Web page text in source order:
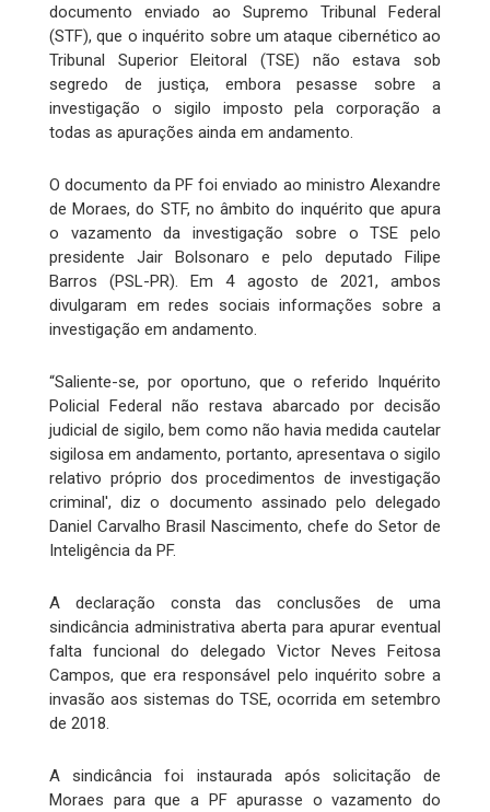
documento enviado ao Supremo Tribunal Federal
(STF), que o inquérito sobre um ataque cibernético ao
Tribunal Superior Eleitoral (TSE) não estava sob
segredo de justiça, embora pesasse sobre a
investigação o sigilo imposto pela corporação a
todas as apurações ainda em andamento.
O documento da PF foi enviado ao ministro Alexandre
de Moraes, do STF, no âmbito do inquérito que apura
o vazamento da investigação sobre o TSE pelo
presidente Jair Bolsonaro e pelo deputado Filipe
Barros (PSL-PR). Em 4 agosto de 2021, ambos
divulgaram em redes sociais informações sobre a
investigação em andamento.
“Saliente-se, por oportuno, que o referido Inquérito
Policial Federal não restava abarcado por decisão
judicial de sigilo, bem como não havia medida cautelar
sigilosa em andamento, portanto, apresentava o sigilo
relativo próprio dos procedimentos de investigação
criminal', diz o documento assinado pelo delegado
Daniel Carvalho Brasil Nascimento, chefe do Setor de
Inteligência da PF.
A declaração consta das conclusões de uma
sindicância administrativa aberta para apurar eventual
falta funcional do delegado Victor Neves Feitosa
Campos, que era responsável pelo inquérito sobre a
invasão aos sistemas do TSE, ocorrida em setembro
de 2018.
A sindicância foi instaurada após solicitação de
Moraes para que a PF apurasse o vazamento do